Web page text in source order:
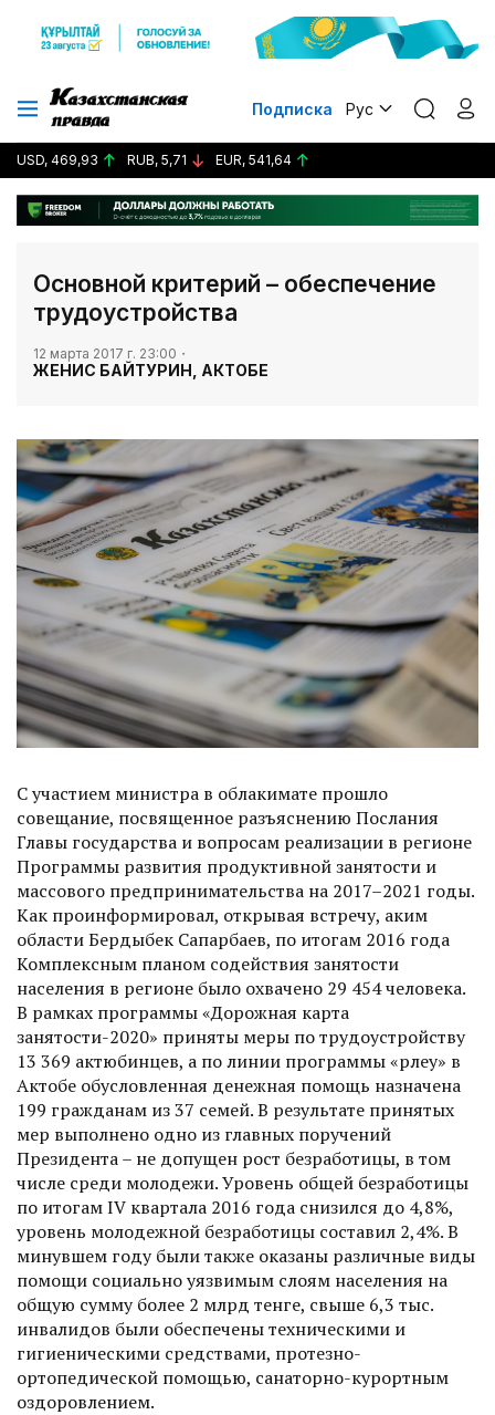
Подписка Рус
USD, 469,93 RUB, 5,71 EUR, 541,64
​Основной критерий – обеспечение
трудоустройства
12 марта 2017 г. 23:00
ЖЕНИС БАЙТУРИН, АКТОБЕ
С участием министра в облакимате прошло
совещание, посвященное разъяснению Послания
Главы государства и вопросам реализации в регионе
Программы развития продуктивной занятости и
массового предпринимательства на 2017–2021 годы.
Как проинформировал, открывая встречу, аким
области Бердыбек Сапарбаев, по итогам 2016 года
Комплексным планом содействия занятости
населения в регионе было охвачено 29 454 человека.
В рамках программы «Дорожная карта
занятости-2020» приняты меры по трудо­устройству
13 369 актюбинцев, а по линии программы «Өрлеу» в
Актобе обусловленная денежная помощь назначена
199 гражданам из 37 семей. В результате принятых
мер выполнено одно из главных поручений
Президента – не допущен рост безработицы, в том
числе среди молодежи. Уровень общей безработицы
по итогам IV квартала 2016 года снизился до 4,8%,
уровень молодежной безработицы составил 2,4%. В
минувшем году были также оказаны различные виды
помощи социально уязвимым слоям населения на
общую сумму более 2 млрд тенге, свыше 6,3 тыс.
инвалидов были обеспечены техническими и
гигиеническими средствами, протезно-
ортопедичес­кой помощью, санаторно-курортным
оздоровлением.